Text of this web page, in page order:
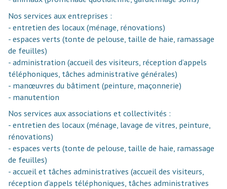
Nos services aux entreprises :
- entretien des locaux (ménage, rénovations)
- espaces verts (tonte de pelouse, taille de haie, ramassage
de feuilles)
- administration (accueil des visiteurs, réception d’appels
téléphoniques, tâches administrative générales)
- manœuvres du bâtiment (peinture, maçonnerie)
- manutention
Nos services aux associations et collectivités :
- entretien des locaux (ménage, lavage de vitres, peinture,
rénovations)
- espaces verts (tonte de pelouse, taille de haie, ramassage
de feuilles)
- accueil et tâches administratives (accueil des visiteurs,
réception d’appels téléphoniques, tâches administratives